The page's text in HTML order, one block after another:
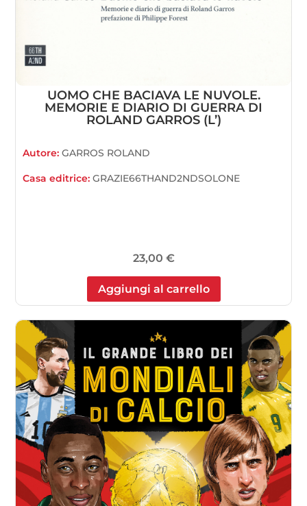
UOMO CHE BACIAVA LE NUVOLE.
MEMORIE E DIARIO DI GUERRA DI
ROLAND GARROS (L’)
Autore:GARROS ROLAND
Casa editrice:GRAZIE66THAND2NDSOLONE
23,00 €
Aggiungi al carrello